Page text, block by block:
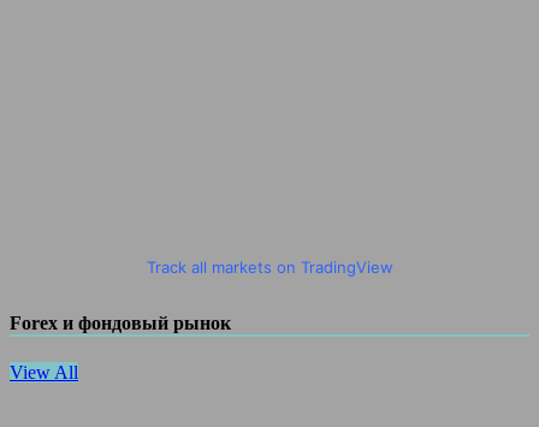
Track all markets on TradingView
Forex и фондовый рынок
View All